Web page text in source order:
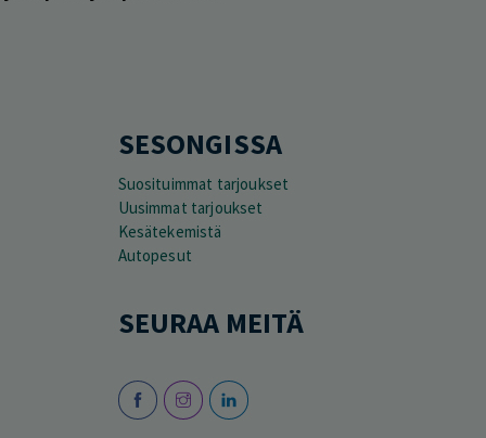
SESONGISSA
Suosituimmat tarjoukset
Uusimmat tarjoukset
Kesätekemistä
Autopesut
SEURAA MEITÄ